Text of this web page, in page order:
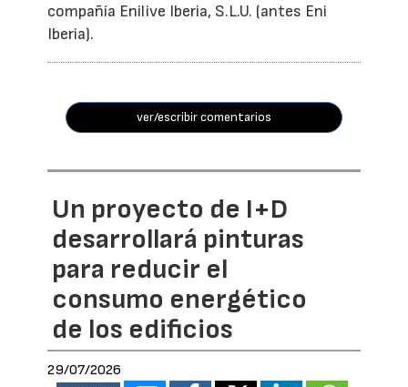
compañía Enilive Iberia, S.L.U. (antes Eni
Iberia).
ver/escribir comentarios
Un proyecto de I+D
desarrollará pinturas
para reducir el
consumo energético
de los edificios
29/07/2026